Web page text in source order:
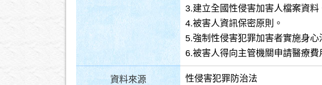
3.建立全國性侵害加害人檔案資料
4.被害人資訊保密原則。
5.強制性侵害犯罪加害者實施身心
6.被害人得向主管機關申請醫療
資料來源 性侵害犯罪防治法